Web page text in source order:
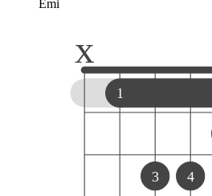
Emi
1
x
3 4